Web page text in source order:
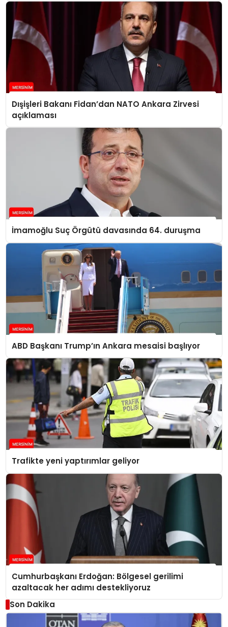
Dışişleri Bakanı Fidan’dan NATO Ankara Zirvesi
açıklaması
İmamoğlu Suç Örgütü davasında 64. duruşma
ABD Başkanı Trump’ın Ankara mesaisi başlıyor
Trafikte yeni yaptırımlar geliyor
Cumhurbaşkanı Erdoğan: Bölgesel gerilimi
azaltacak her adımı destekliyoruz
Son Dakika